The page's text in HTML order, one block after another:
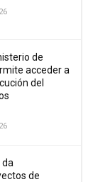
de
acceder a
del
da
de